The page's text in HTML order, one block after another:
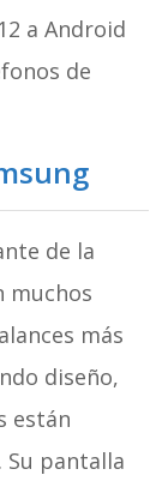
a Android
de
de la
muchos
más
diseño,
están
Su pantalla